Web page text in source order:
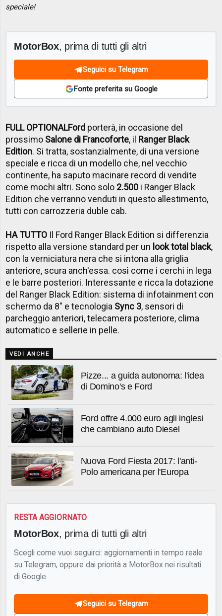
speciale!
MotorBox, prima di tutti gli altri
Seguici su Telegram
Fonte preferita su Google
FULL OPTIONALFord porterà, in occasione del
prossimo Salone di Francoforte, il Ranger Black
Edition. Si tratta, sostanzialmente, di una versione
speciale e ricca di un modello che, nel vecchio
continente, ha saputo macinare record di vendite
come mochi altri. Sono solo 2.500 i Ranger Black
Edition che verranno venduti in questo allestimento,
tutti con carrozzeria duble cab.
HA TUTTO Il Ford Ranger Black Edition si differenzia
rispetto alla versione standard per un look total black,
con la verniciatura nera che si intona alla griglia
anteriore, scura anch'essa. così come i cerchi in lega
e le barre posteriori. Interessante e ricca la dotazione
del Ranger Black Edition: sistema di infotainment con
schermo da 8" e tecnologia Sync 3, sensori di
parcheggio anteriori, telecamera posteriore, clima
automatico e sellerie in pelle.
VEDI ANCHE
Pizze... a guida autonoma: l'idea
di Domino's e Ford
Ford offre 4.000 euro agli inglesi
che cambiano auto Diesel
Nuova Ford Fiesta 2017: l'anti-
Polo americana per l'Europa
RESTA AGGIORNATO
MotorBox, prima di tutti gli altri
Scegli come vuoi seguirci: aggiornamenti in tempo reale
su Telegram, oppure dai priorità a MotorBox nei risultati
di Google.
Seguici su Telegram